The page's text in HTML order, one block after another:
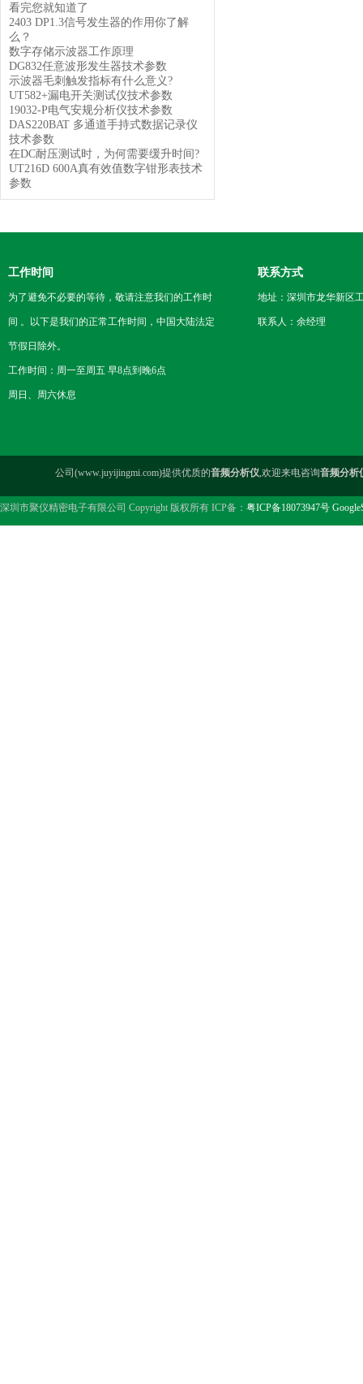
看完您就知道了
2403 DP1.3信号发生器的作用你了解
么？
数字存储示波器工作原理
DG832任意波形发生器技术参数
示波器毛刺触发指标有什么意义?
UT582+漏电开关测试仪技术参数
19032-P电气安规分析仪技术参数
DAS220BAT 多通道手持式数据记录仪
技术参数
在DC耐压测试时，为何需要缓升时间?
UT216D 600A真有效值数字钳形表技术
参数
工作时间
为了避免不必要的等待，敬请注意我们的工作时
间 。以下是我们的正常工作时间，中国大陆法定
节假日除外。
工作时间：周一至周五 早8点到晚6点
周日、周六休息
联系方式
地址：深圳市龙华新区
联系人：余经理
公司(www.juyijingmi.com)提供优质的音频分析仪,欢迎来电咨询音频分析
深圳市聚仪精密电子有限公司 Copyright 版权所有 ICP备： 粤ICP备18073947号